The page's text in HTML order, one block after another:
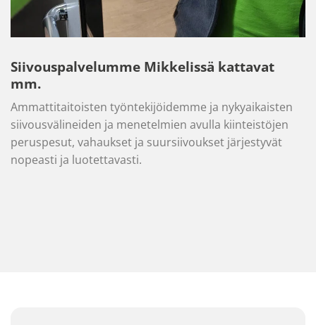
Siivouspalvelumme Mikkelissä kattavat
mm.
Ammattitaitoisten työntekijöidemme ja nykyaikaisten
siivousvälineiden ja menetelmien avulla kiinteistöjen
peruspesut, vahaukset ja suursiivoukset järjestyvät
nopeasti ja luotettavasti.